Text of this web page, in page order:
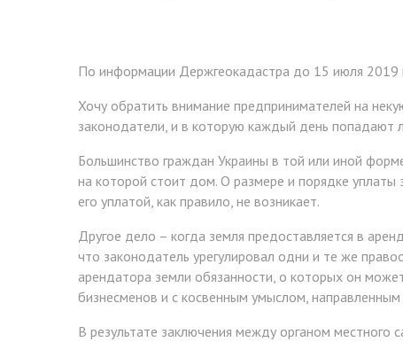
По информации Держгеокадастра до 15 июля 2019
Хочу обратить внимание предпринимателей на
законодатели, и в которую каждый день попадают
Большинство граждан Украины в той или иной
на которой стоит дом. О размере и порядке уплаты
его уплатой, как правило, не возникает.
Другое дело – когда земля предоставляется в
что законодатель урегулировал одни и те же
арендатора земли обязанности, о которых он
бизнесменов и с косвенным умыслом,
В результате заключения между органом местного